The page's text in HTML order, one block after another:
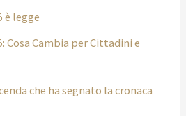
è legge
Cosa Cambia per Cittadini e
che ha segnato la cronaca